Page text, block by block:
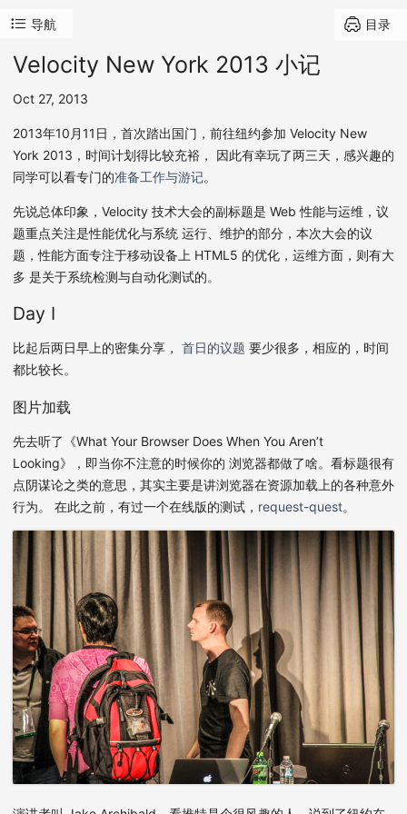
Velocity New York 2013 小记
Oct 27, 2013
2013年10月11日，首次踏出国门，前往纽约参加 Velocity New
York 2013，时间计划得比较充裕， 因此有幸玩了两三天，感兴趣的
同学可以看专门的准备工作与游记。
先说总体印象，Velocity 技术大会的副标题是 Web 性能与运维，议
题重点关注是性能优化与系统 运行、维护的部分，本次大会的议
题，性能方面专注于移动设备上 HTML5 的优化，运维方面，则有大
多 是关于系统检测与自动化测试的。
Day I
比起后两日早上的密集分享， 首日的议题 要少很多，相应的，时间
都比较长。
图片加载
先去听了《What Your Browser Does When You Aren’t
Looking》，即当你不注意的时候你的 浏览器都做了啥。看标题很有
点阴谋论之类的意思，其实主要是讲浏览器在资源加载上的各种意外
行为。 在此之前，有过一个在线版的测试， request-quest。
目录
导航